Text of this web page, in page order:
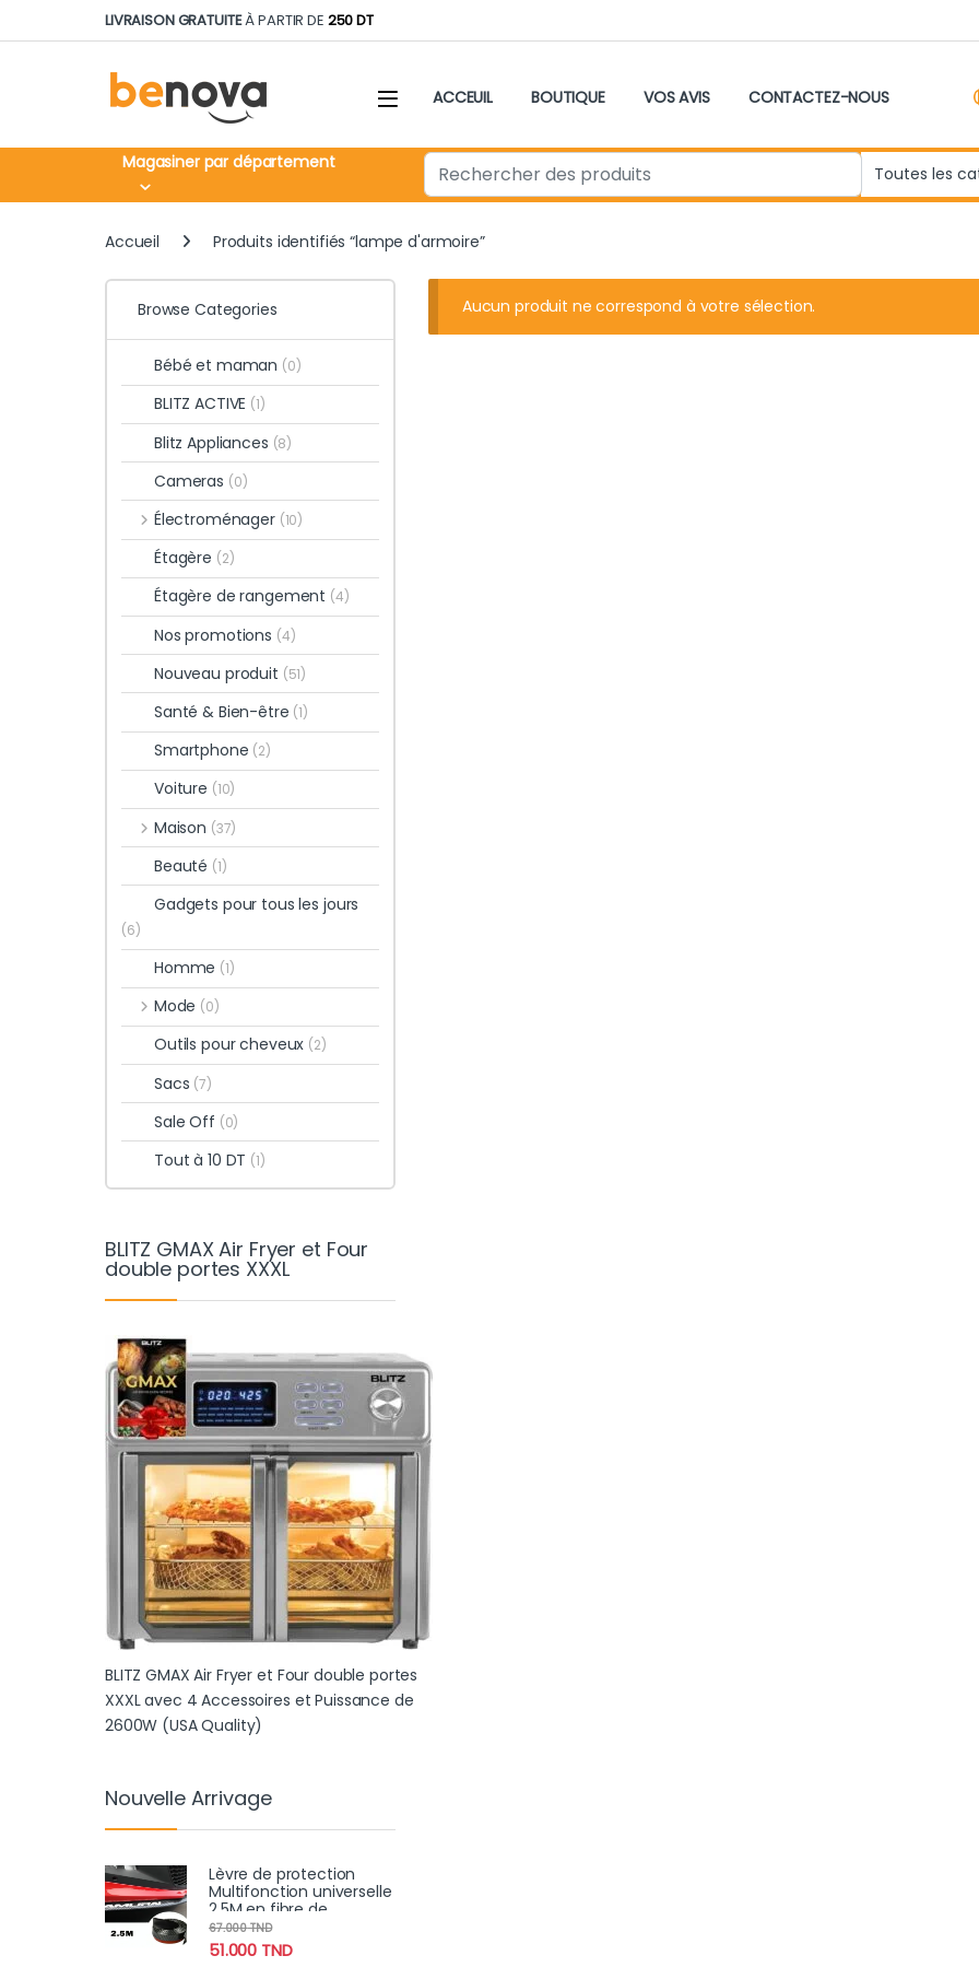
Skip to navigation
Skip to contentLIVRAISON GRATUITEÀ PARTIR DE 250 DT
ACCEUIL BOUTIQUE VOS AVIS CONTACTEZ-NOUS
Magasiner par département Search for:
Accueil Produits identifiés “lampe d'armoire”
Aucun produit ne correspond à votre sélection.
Browse Categories
Bébé et maman (0)
BLITZ ACTIVE (1)
Blitz Appliances (8)
Cameras (0)
Électroménager (10)
Étagère (2)
Étagère de rangement (4)
Nos promotions (4)
Nouveau produit (51)
Santé & Bien-être (1)
Smartphone (2)
Voiture (10)
Maison (37)
Beauté (1)
Gadgets pour tous les jours
(6)
Homme (1)
Mode (0)
Outils pour cheveux (2)
Sacs (7)
Sale Off (0)
Tout à 10 DT (1)
BLITZ GMAX Air Fryer et Four
double portes XXXL
BLITZ GMAX Air Fryer et Four double portes
XXXL avec 4 Accessoires et Puissance de
2600W (USA Quality)
Nouvelle Arrivage
Lèvre de protection
Multifonction universelle
2.5M en fibre de
carbone Samurai pour
voiture
51.000 TND
67.000TND